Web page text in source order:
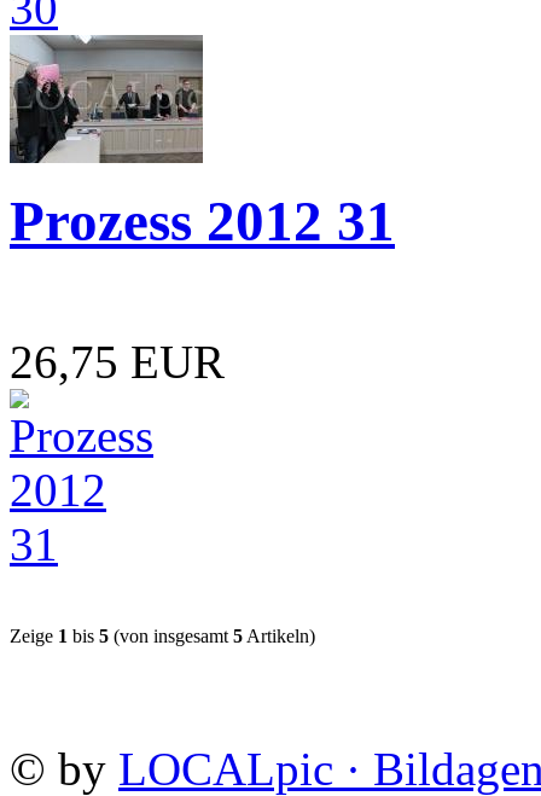
Prozess 2012 31
26,75 EUR
Zeige 1 bis 5 (von insgesamt 5 Artikeln)
© by LOCALpic ·